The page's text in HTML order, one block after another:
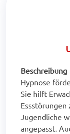
Beschreibung
Hypnose
Sie hilft
Jugendliche
angepasst.